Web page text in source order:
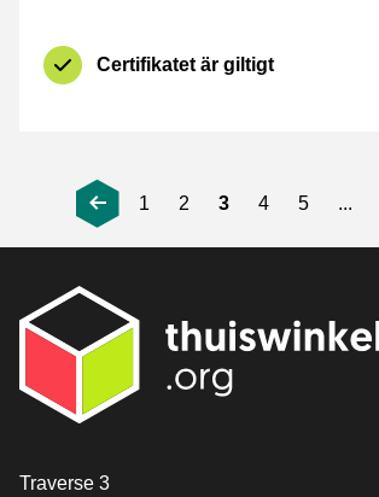
Certifikatet är giltigt
1 2 3 4 5 ...
[_General:Contact]
Traverse 3